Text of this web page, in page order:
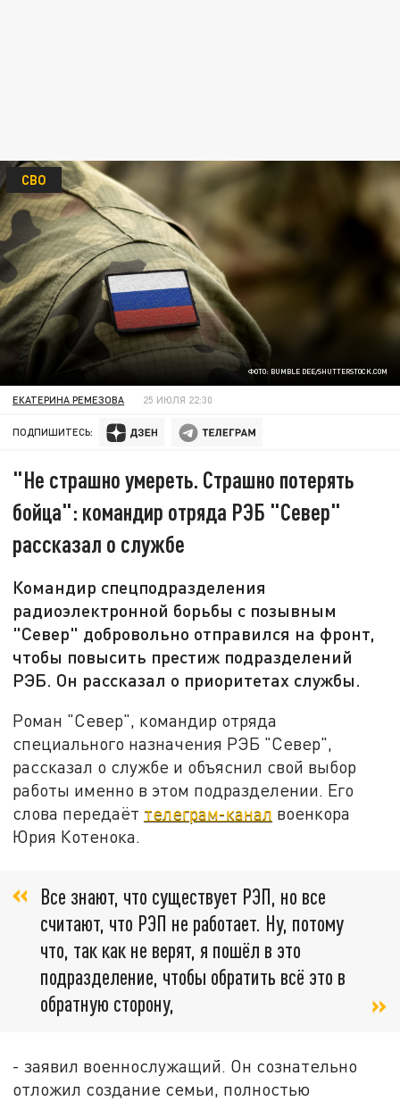
ФОТО: BUMBLE DEE/SHUTTERSTOCK.COM
СВО
ЕКАТЕРИНА РЕМЕЗОВА 25 ИЮЛЯ 22:30
ПОДПИШИТЕСЬ:
"Не страшно умереть. Страшно потерять
бойца": командир отряда РЭБ "Север"
рассказал о службе
Командир спецподразделения
радиоэлектронной борьбы с позывным
"Север" добровольно отправился на фронт,
чтобы повысить престиж подразделений
РЭБ. Он рассказал о приоритетах службы.
Роман "Север", командир отряда
специального назначения РЭБ "Север",
рассказал о службе и объяснил свой выбор
работы именно в этом подразделении. Его
слова передаёт телеграм-канал военкора
Юрия Котенока.
Все знают, что существует РЭП, но все
считают, что РЭП не работает. Ну, потому
что, так как не верят, я пошёл в это
подразделение, чтобы обратить всё это в
обратную сторону,
- заявил военнослужащий. Он сознательно
отложил создание семьи, полностью